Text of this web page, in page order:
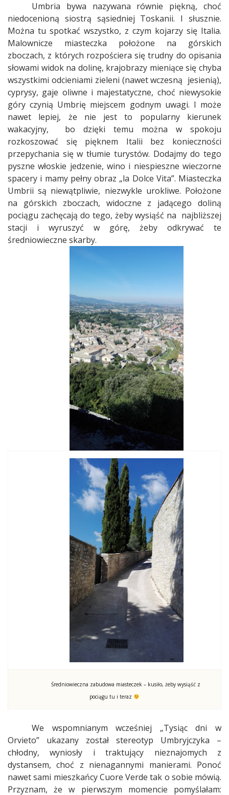
Umbria bywa nazywana równie piękną, choć
niedocenioną siostrą sąsiedniej Toskanii. I słusznie.
Można tu spotkać wszystko, z czym kojarzy się Italia.
Malownicze miasteczka położone na górskich
zboczach, z których rozpościera się trudny do opisania
słowami widok na dolinę, krajobrazy mieniące się chyba
wszystkimi odcieniami zieleni (nawet wczesną jesienią),
cyprysy, gaje oliwne i majestatyczne, choć niewysokie
góry czynią Umbrię miejscem godnym uwagi. I może
nawet lepiej, że nie jest to popularny kierunek
wakacyjny, bo dzięki temu można w spokoju
rozkoszować się pięknem Italii bez konieczności
przepychania się w tłumie turystów. Dodajmy do tego
pyszne włoskie jedzenie, wino i niespieszne wieczorne
spacery i mamy pełny obraz „la Dolce Vita”. Miasteczka
Umbrii są niewątpliwie, niezwykle urokliwe. Położone
na górskich zboczach, widoczne z jadącego doliną
pociągu zachęcają do tego, żeby wysiąść na najbliższej
stacji i wyruszyć w górę, żeby odkrywać te
średniowieczne skarby.
Średniowieczna zabudowa miasteczek – kusiło, żeby wysiąść z
pociągu tu i teraz
We wspomnianym wcześniej „Tysiąc dni w
Orvieto” ukazany został stereotyp Umbryjczyka –
chłodny, wyniosły i traktujący nieznajomych z
dystansem, choć z nienagannymi manierami. Ponoć
nawet sami mieszkańcy Cuore Verde tak o sobie mówią.
Przyznam, że w pierwszym momencie pomyślałam: